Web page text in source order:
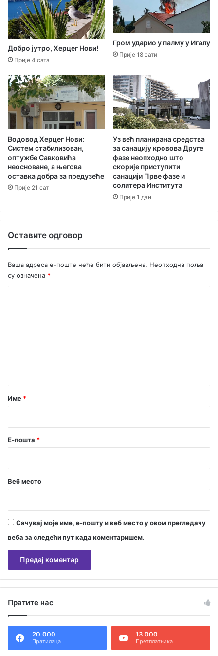
н
Б
л
а
г
о
е
У
з
у
о
в
с
к
и
р
о
т
и
в
р
к
о
в
о
и
л
а
ц
а
„
В
к
т
р
а
Б
о
Добро јутро, Херцег Нови!
Прије 4 сата
Гром ударио у палму у Игалу
Прије 18 сати
Водовод Херцег Нови:
Систем стабилизован,
оптужбе Савковића
неосноване, а његова
оставка добра за предузеће
Прије 21 сат
Уз већ планирана средства
за санацију кровова Друге
фазе неопходно што
скорије приступити
санацији Прве фазе и
солитера Института
Прије 1 дан
Оставите одговор
Ваша адреса е-поште неће бити објављена. Неопходна поља
су означена *
р
Име *
Е-пошта *
Веб место
Сачувај моје име, е-пошту и веб место у овом прегледачу
веба за следећи пут када коментаришем.
т
н
Пратите нас
20.000
Пратилаца
13.000
Претплатника